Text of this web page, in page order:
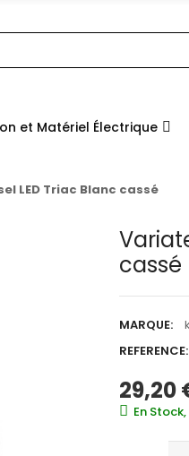
et Matériel Électrique
LED Triac Blanc cassé
cassé
MARQUE:
REFERENCE:
29,20
En